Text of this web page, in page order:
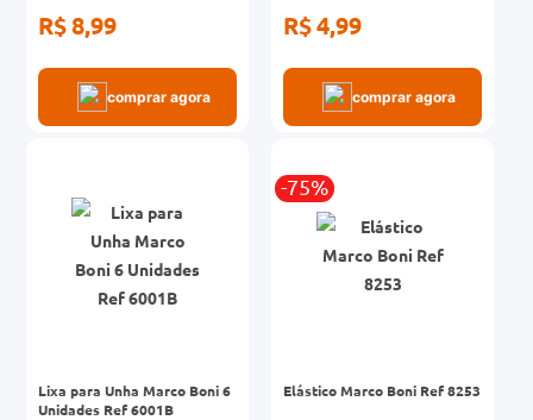
R$ 8,99
comprar agora
R$ 4,99
comprar agora
Lixa para Unha Marco Boni 6
Unidades Ref 6001B
-75%
Elástico Marco Boni Ref 8253